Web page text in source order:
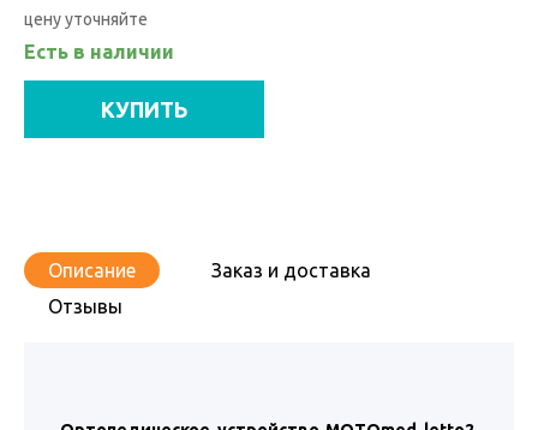
цену уточняйте
Есть в наличии
КУПИТЬ
Описание
Заказ и доставка
Отзывы